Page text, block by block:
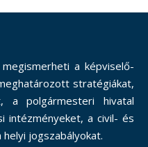
a képviselő-
stratégiákat,
a polgármesteri hivatal
intézményeket, a civil- és
jogszabályokat.